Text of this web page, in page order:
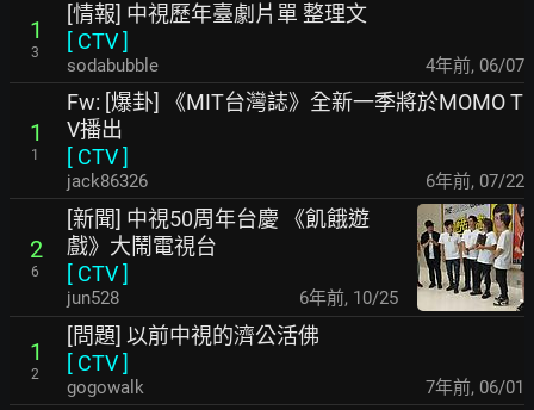
1
3
[情報] 中視歷年臺劇片單 整理文
[ CTV]
sodabubble 4年前, 06/07
1
1
Fw: [爆卦] 《MIT台灣誌》全新一季將於MOMO T
V播出
[ CTV]
jack86326 6年前, 07/22
2
6
[新聞] 中視50周年台慶 《飢餓遊
戲》大鬧電視台
[ CTV]
jun528 6年前, 10/25
1
2
[問題] 以前中視的濟公活佛
[ CTV]
gogowalk 7年前, 06/01